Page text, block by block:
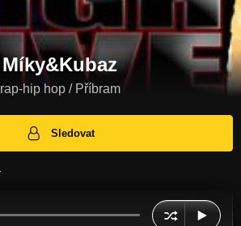
Míky&Kubaz
rap-hip hop / Příbram
Sledovat